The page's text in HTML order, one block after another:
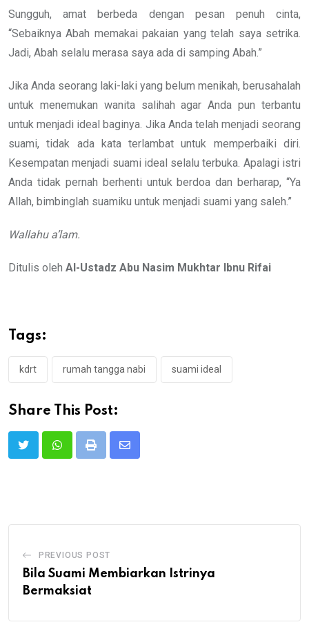
Sungguh, amat berbeda dengan pesan penuh cinta,
“Sebaiknya Abah memakai pakaian yang telah saya setrika.
Jadi, Abah selalu merasa saya ada di samping Abah.”
Jika Anda seorang laki-laki yang belum menikah, berusahalah
untuk menemukan wanita salihah agar Anda pun terbantu
untuk menjadi ideal baginya. Jika Anda telah menjadi seorang
suami, tidak ada kata terlambat untuk memperbaiki diri.
Kesempatan menjadi suami ideal selalu terbuka. Apalagi istri
Anda tidak pernah berhenti untuk berdoa dan berharap, “Ya
Allah, bimbinglah suamiku untuk menjadi suami yang saleh.”
Wallahu a’lam.
Ditulis oleh Al-Ustadz Abu Nasim Mukhtar Ibnu Rifai
Tags:
kdrt rumah tangga nabi suami ideal
Share This Post:
Print
Share
PREVIOUS POST
Bila Suami Membiarkan Istrinya
Bermaksiat